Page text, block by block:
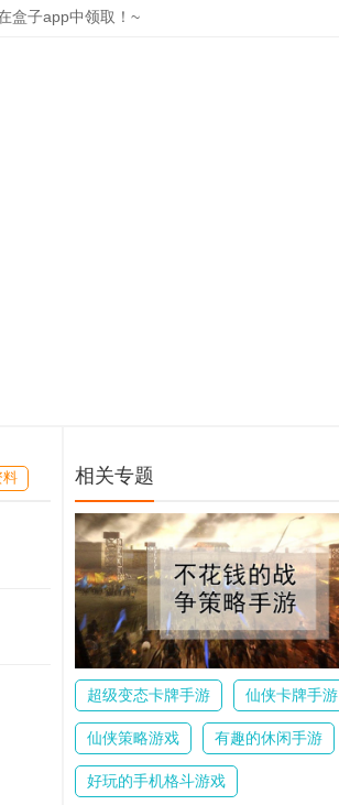
盒子app中领取！~
料 相关专题
超级变态卡牌手游 仙侠卡牌手游
仙侠策略游戏 有趣的休闲手游
好玩的手机格斗游戏